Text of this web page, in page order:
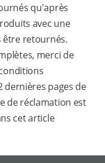
qu'après
avec une
être retournés.
merci de
dernières pages de
de réclamation est
cet article